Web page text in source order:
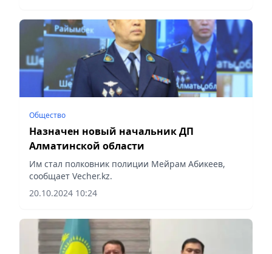
Общество
Назначен новый начальник ДП
Алматинской области
Им стал полковник полиции Мейрам Абикеев,
сообщает Vecher.kz.
20.10.2024 10:24